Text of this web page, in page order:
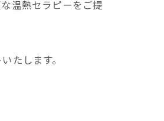
温熱セラピーをご提
たします。